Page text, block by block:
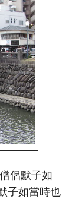
侶默子如
子如當時也